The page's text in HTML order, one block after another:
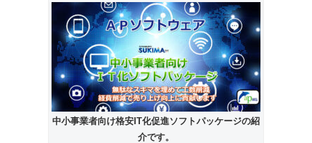
中小事業者向け格安IT化促進ソフトパッケージの紹
介です。